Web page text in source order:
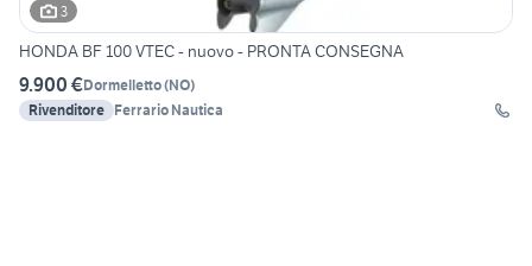
3
HONDA BF 100 VTEC - nuovo - PRONTA CONSEGNA
9.900 €Dormelletto(NO)
Rivenditore Ferrario Nautica